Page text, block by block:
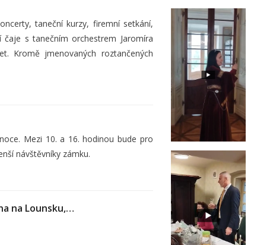
taneční kurzy, firemní setkání,
s tanečním orchestrem Jaromíra
Kromě jmenovaných roztančených
Mezi 10. a 16. hodinou bude pro
návštěvníky zámku.
na Lounsku,…